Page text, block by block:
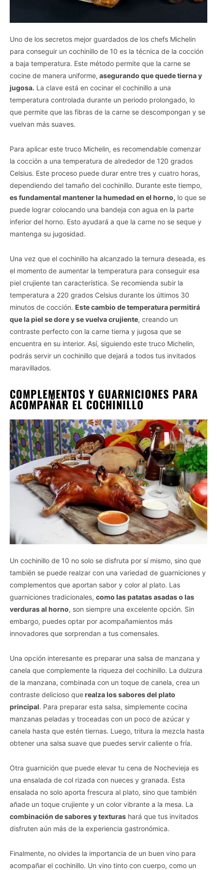
Uno de los secretos mejor guardados de los chefs Michelin
para conseguir un cochinillo de 10 es la técnica de la cocción
a baja temperatura. Este método permite que la carne se
cocine de manera uniforme, asegurando que quede tierna y
jugosa. La clave está en cocinar el cochinillo a una
temperatura controlada durante un periodo prolongado, lo
que permite que las fibras de la carne se descompongan y se
vuelvan más suaves.
Para aplicar este truco Michelin, es recomendable comenzar
la cocción a una temperatura de alrededor de 120 grados
Celsius. Este proceso puede durar entre tres y cuatro horas,
dependiendo del tamaño del cochinillo. Durante este tiempo,
es fundamental mantener la humedad en el horno, lo que se
puede lograr colocando una bandeja con agua en la parte
inferior del horno. Esto ayudará a que la carne no se seque y
mantenga su jugosidad.
Una vez que el cochinillo ha alcanzado la ternura deseada, es
el momento de aumentar la temperatura para conseguir esa
piel crujiente tan característica. Se recomienda subir la
temperatura a 220 grados Celsius durante los últimos 30
minutos de cocción. Este cambio de temperatura permitirá
que la piel se dore y se vuelva crujiente, creando un
contraste perfecto con la carne tierna y jugosa que se
encuentra en su interior. Así, siguiendo este truco Michelin,
podrás servir un cochinillo que dejará a todos tus invitados
maravillados.
COMPLEMENTOS Y GUARNICIONES PARA
ACOMPAÑAR EL COCHINILLO
Un cochinillo de 10 no solo se disfruta por sí mismo, sino que
también se puede realzar con una variedad de guarniciones y
complementos que aportan sabor y color al plato. Las
guarniciones tradicionales, como las patatas asadas o las
verduras al horno, son siempre una excelente opción. Sin
embargo, puedes optar por acompañamientos más
innovadores que sorprendan a tus comensales.
Una opción interesante es preparar una salsa de manzana y
canela que complemente la riqueza del cochinillo. La dulzura
de la manzana, combinada con un toque de canela, crea un
contraste delicioso querealza los sabores del plato
principal. Para preparar esta salsa, simplemente cocina
manzanas peladas y troceadas con un poco de azúcar y
canela hasta que estén tiernas. Luego, tritura la mezcla hasta
obtener una salsa suave que puedes servir caliente o fría.
Otra guarnición que puede elevar tu cena de Nochevieja es
una ensalada de col rizada con nueces y granada. Esta
ensalada no solo aporta frescura al plato, sino que también
añade un toque crujiente y un color vibrante a la mesa. La
combinación de sabores y texturas hará que tus invitados
disfruten aún más de la experiencia gastronómica.
Finalmente, no olvides la importancia de un buen vino para
acompañar el cochinillo. Un vino tinto con cuerpo, como un